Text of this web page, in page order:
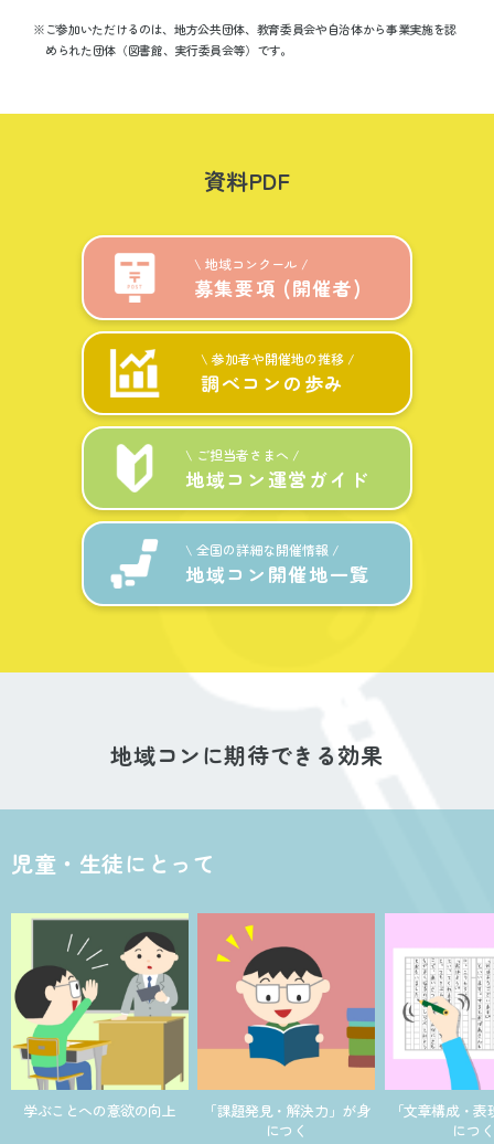
※ご参加いただけるのは、地方公共団体、教育委員会や自治体から事業実施を認
められた団体（図書館、実行委員会等）です。
資料PDF
\ 地域コンクール /
募集要項 (開催者)
\ 参加者や開催地の推移 /
調べコンの歩み
\ ご担当者さまへ /
地域コン運営ガイド
\ 全国の詳細な開催情報 /
地域コン開催地一覧
地域コンに期待できる効果
児童・生徒にとって
学ぶことへの意欲の向上
「課題発見・解決力」が身
につく
「文章構成・
につく